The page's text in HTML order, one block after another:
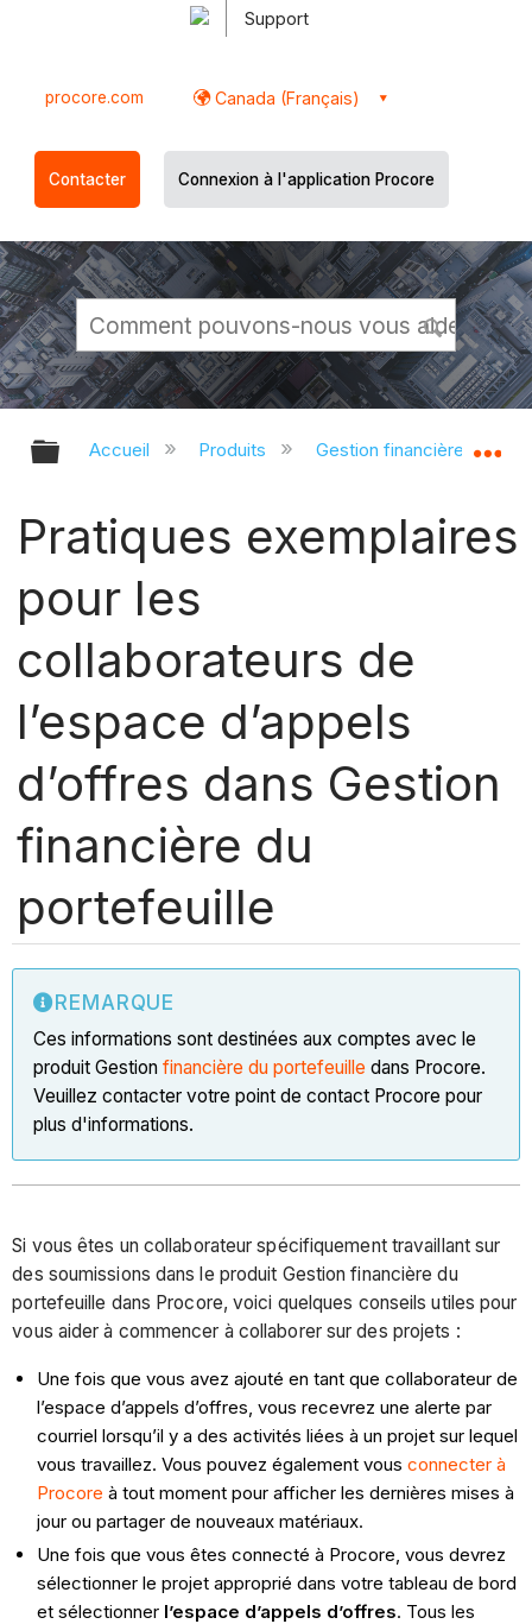
Support
procore.com Canada (Français)
Contacter Connexion à l'application Procore
Développer/réduire la hiérarchie
Accueil Produits Gestion financière du
Pratiques exemplaires
pour les
collaborateurs de
l’espace d’appels
d’offres dans Gestion
financière du
portefeuille
REMARQUE
Ces informations sont destinées aux comptes avec le
produit Gestionfinancière du portefeuille dans Procore.
Veuillez contacter votre point de contact Procore pour
plus d'informations.
Si vous êtes un collaborateur spécifiquement travaillant sur
des soumissions dans le produit Gestion financière du
portefeuille dans Procore, voici quelques conseils utiles pour
vous aider à commencer à collaborer sur des projets :
Une fois que vous avez ajouté en tant que collaborateur de
l’espace d’appels d’offres, vous recevrez une alerte par
courriel lorsqu’il y a des activités liées à un projet sur lequel
vous travaillez. Vous pouvez également vousconnecter à
Procore à tout moment pour afficher les dernières mises à
jour ou partager de nouveaux matériaux.
Une fois que vous êtes connecté à Procore, vous devrez
sélectionner le projet approprié dans votre tableau de bord
et sélectionner l’espace d’appels d’offres. Tous les